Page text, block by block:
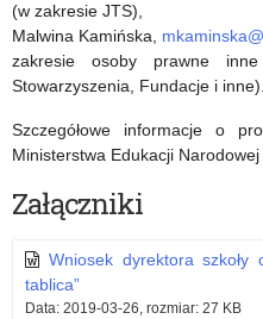
(w zakresie JTS),
Malwina Kamińska,
zakresie osoby prawne
Stowarzyszenia, Fundacje i inne).
Szczegółowe informacje o
Ministerstwa Edukacji
Załączniki
Wniosek dyrektora szkoły
tablica”
Data: 2019-03-26, rozmiar: 27 KB